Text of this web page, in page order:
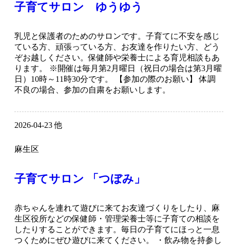
子育てサロン ゆうゆう
乳児と保護者のためのサロンです。子育てに不安を感じ
ている方、頑張っている方、お友達を作りたい方、どう
ぞお越しください。保健師や栄養士による育児相談もあ
ります。 ※開催は毎月第2月曜日（祝日の場合は第3月曜
日）10時～11時30分です。 【参加の際のお願い】 体調
不良の場合、参加の自粛をお願いします。
2026-04-23 他
麻生区
子育てサロン 「つぼみ」
赤ちゃんを連れて遊びに来てお友達づくりをしたり、麻
生区役所などの保健師・管理栄養士等に子育ての相談を
したりすることができます。毎日の子育てにほっと一息
つくためにぜひ遊びに来てください。 ・飲み物を持参し